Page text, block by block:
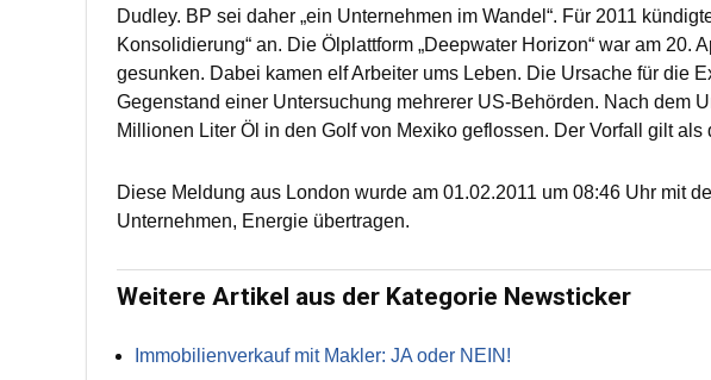
Dudley. BP sei daher „ein Unternehmen im Wandel“. Für 2011
Konsolidierung“ an. Die Ölplattform „Deepwater Horizon“ war am 20.
gesunken. Dabei kamen elf Arbeiter ums Leben. Die Ursache für die
Gegenstand einer Untersuchung mehrerer US-Behörden. Nach dem
Millionen Liter Öl in den Golf von Mexiko geflossen. Der Vorfall gilt
Diese Meldung aus London wurde am 01.02.2011 um 08:46 Uhr mit
Unternehmen, Energie übertragen.
Weitere Artikel aus der Kategorie Newsticker
Immobilienverkauf mit Makler: JA oder NEIN!